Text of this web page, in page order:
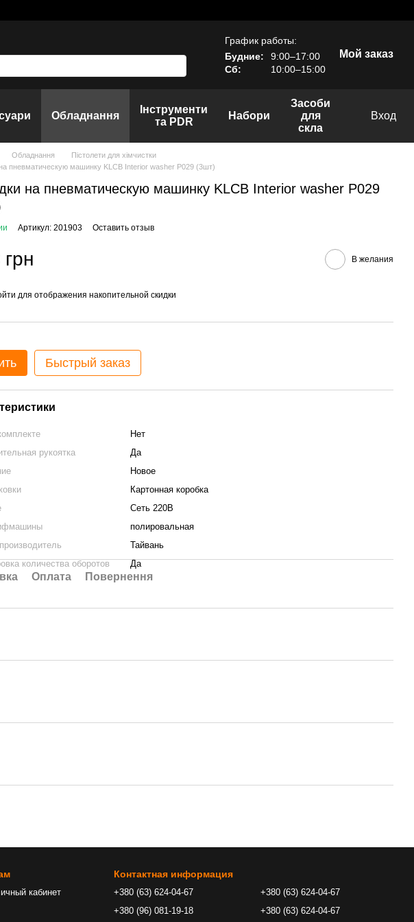
График работы:
Будние:
9:00–17:00
Сб:
10:00–15:00
Мой заказ
Обладнання
Інструменти
та PDR
Набори
Засоби
для
скла
Вход
Обладнання
Пістолети для хімчистки
пневматическую машинку KLCB Interior washer P029 (3шт)
на пневматическую машинку KLCB Interior washer P029
Артикул: 201903 Оставить отзыв
В желания
для отображения накопительной скидки
Быстрый заказ
Нет
рукоятка
Да
Новое
Картонная коробка
Сеть 220В
полировальная
Тайвань
количества оборотов
Да
Оплата Повернення
кабинет
Контактная информация
+380 (63) 624-04-67
+380 (96) 081-19-18
+380 (63) 624-04-67
+380 (63) 624-04-67